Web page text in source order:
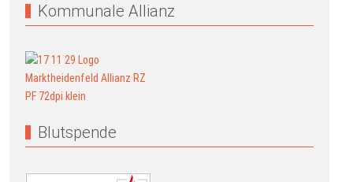
Kommunale Allianz
Blutspende